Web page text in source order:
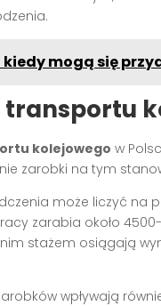
mogą się
kolejowego w
zarobki na tym
może liczyć na
zarabia około
stażem osiągają
wpływają